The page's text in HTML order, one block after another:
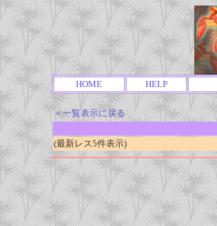
HOME HELP
＜一覧表示に戻る
(最新レス5件表示)